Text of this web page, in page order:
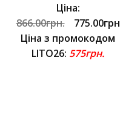
Ціна:
866.00грн.
775.00грн
Ціна з промокодом
LITO26: 575грн.